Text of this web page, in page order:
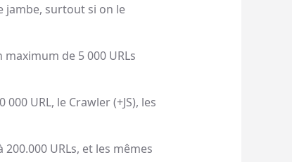
jambe, surtout si on le
de 5 000 URLs
URL, le Crawler (+JS), les
URLs, et les mêmes